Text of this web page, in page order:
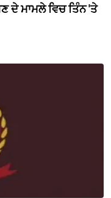
ਦੇ ਮਾਮਲੇ ਵਿਚ ਤਿੰਨ 'ਤੇ